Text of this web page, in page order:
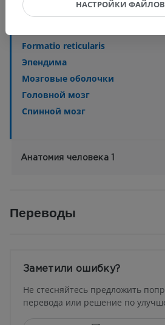
Серое вещество
Formatio reticularis
Эпендима
Мозговые оболочки
Головной мозг
Спинной мозг
Анатомия человека 1
Переводы
Заметили ошибку?
Не стесняйтесь предложить
перевода или решение по
НАСТРОЙКИ ФАЙЛОВ